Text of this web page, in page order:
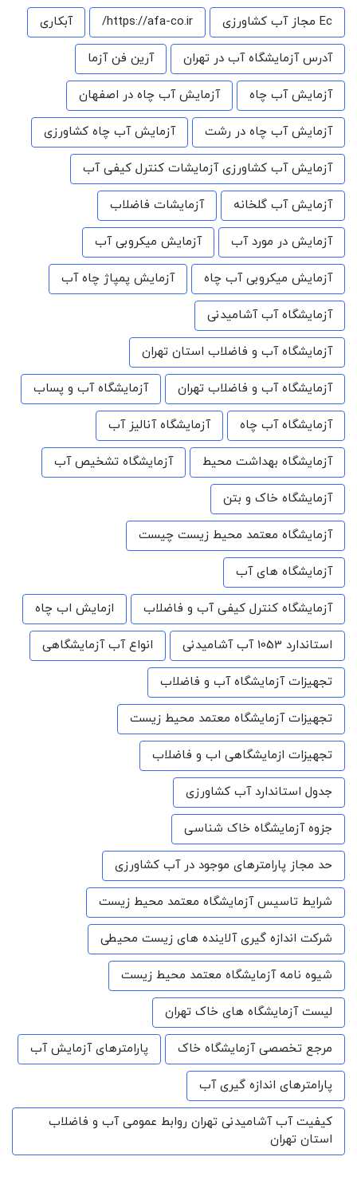
Ec مجاز آب کشاورزی https://afa-co.ir/ آبکاری
آدرس آزمایشگاه آب در تهران آرین فن آزما
آزمایش آب چاه آزمایش آب چاه در اصفهان
آزمایش آب چاه در رشت آزمایش آب چاه کشاورزی
آزمایش آب کشاورزی آزمایشات کنترل کیفی آب
آزمایش آب گلخانه آزمایشات فاضلاب
آزمایش در مورد آب آزمایش میکروبی آب
آزمایش میکروبی آب چاه آزمایش پمپاژ چاه آب
آزمایشگاه آب آشامیدنی
آزمایشگاه آب و فاضلاب استان تهران
آزمایشگاه آب و فاضلاب تهران آزمایشگاه آب و پساب
آزمایشگاه آب چاه آزمایشگاه آنالیز آب
آزمایشگاه بهداشت محیط آزمایشگاه تشخیص آب
آزمایشگاه خاک و بتن
آزمایشگاه معتمد محیط زیست چیست
آزمایشگاه های آب
آزمایشگاه کنترل کیفی آب و فاضلاب ازمایش اب چاه
استاندارد 1053 آب آشامیدنی انواع آب آزمایشگاهی
تجهیزات آزمایشگاه آب و فاضلاب
تجهیزات آزمایشگاه معتمد محیط زیست
تجهیزات ازمایشگاهی اب و فاضلاب
جدول استاندارد آب کشاورزی
جزوه آزمایشگاه خاک شناسی
حد مجاز پارامترهای موجود در آب کشاورزی
شرایط تاسیس آزمایشگاه معتمد محیط زیست
شرکت اندازه گیری آلاینده های زیست محیطی
شیوه نامه آزمایشگاه معتمد محیط زیست
لیست آزمایشگاه های خاک تهران
مرجع تخصصی آزمایشگاه خاک پارامترهای آزمایش آب
پارامترهای اندازه گیری آب
کیفیت آب آشامیدنی تهران روابط عمومی آب و فاضلاب
استان تهران